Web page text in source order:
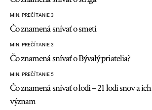
MIN. PREČÍTANIE 3
Čo znamená snívať o smeti
MIN. PREČÍTANIE 3
Čo znamená snívať o Bývalý priatelia?
MIN. PREČÍTANIE 5
Čo znamená snívať o lodi – 21 lodi snov a ich
význam